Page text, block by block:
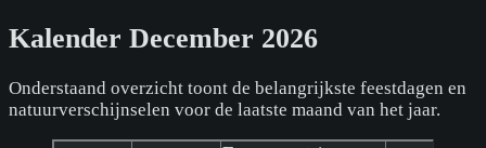
Kalender December 2026
Onderstaand overzicht toont de belangrijkste feestdagen en
natuurverschijnselen voor de laatste maand van het jaar.